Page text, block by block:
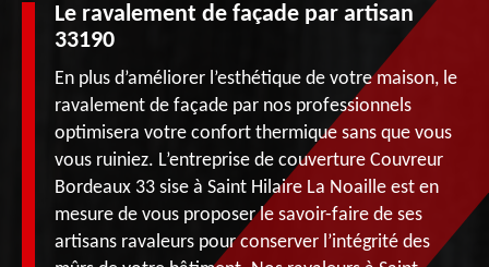
Le ravalement de façade par artisan
33190
En plus d’améliorer l’esthétique de votre maison, le
ravalement de façade par nos professionnels
optimisera votre confort thermique sans que vous
vous ruiniez. L’entreprise de couverture Couvreur
Bordeaux 33 sise à Saint Hilaire La Noaille est en
mesure de vous proposer le savoir-faire de ses
artisans ravaleurs pour conserver l’intégrité des